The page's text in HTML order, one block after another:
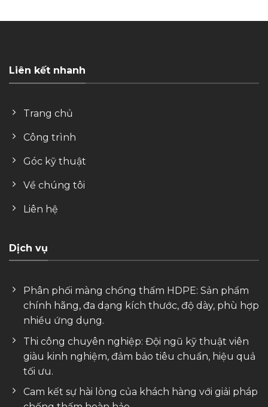
Liên kết nhanh
Trang chủ
Công trình
Góc kỹ thuật
Về chúng tôi
Liên hệ
Dịch vụ
Phân phối màng chống thấm HDPE: Sản phẩm
chính hãng, đa dạng kích thước, độ dày, phù hợp
nhiều ứng dụng.
Thi công chuyên nghiệp: Đội ngũ kỹ thuật viên
giàu kinh nghiệm, đảm bảo tiêu chuẩn, hiệu quả
tối ưu.
Cam kết sự hài lòng của khách hàng với giải pháp